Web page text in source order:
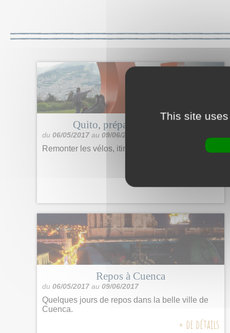
This site
Quito, préparatifs et visite.
du06/05/2017 au09/06/2017
Remonter les vélos, itinéraire, visite
Repos à Cuenca
du06/05/2017 au09/06/2017
Quelques jours de repos dans la belle ville de
Cuenca.
+ de détails